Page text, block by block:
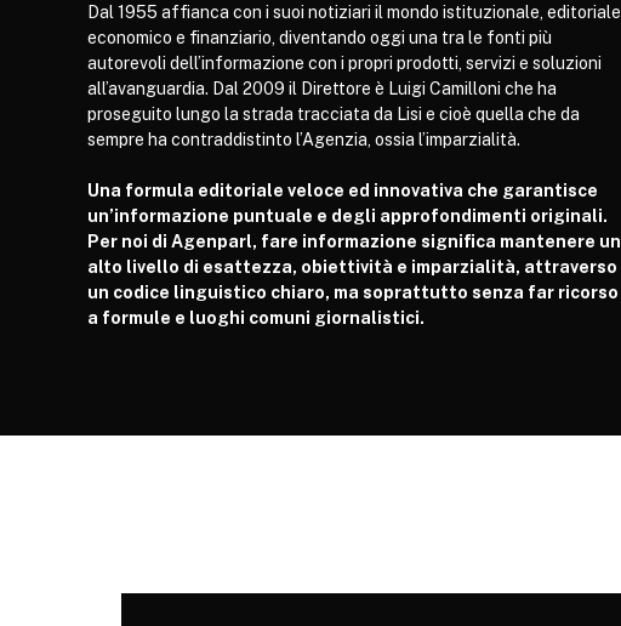
Dal 1955 affianca con i suoi notiziari il mondo istituzionale, editoriale,
economico e finanziario, diventando oggi una tra le fonti più
autorevoli dell’informazione con i propri prodotti, servizi e soluzioni
all’avanguardia. Dal 2009 il Direttore è Luigi Camilloni che ha
proseguito lungo la strada tracciata da Lisi e cioè quella che da
sempre ha contraddistinto l’Agenzia, ossia l’imparzialità.
Una formula editoriale veloce ed innovativa che garantisce
un’informazione puntuale e degli approfondimenti originali.
Per noi di Agenparl, fare informazione significa mantenere un
alto livello di esattezza, obiettività e imparzialità, attraverso
un codice linguistico chiaro, ma soprattutto senza far ricorso
a formule e luoghi comuni giornalistici.